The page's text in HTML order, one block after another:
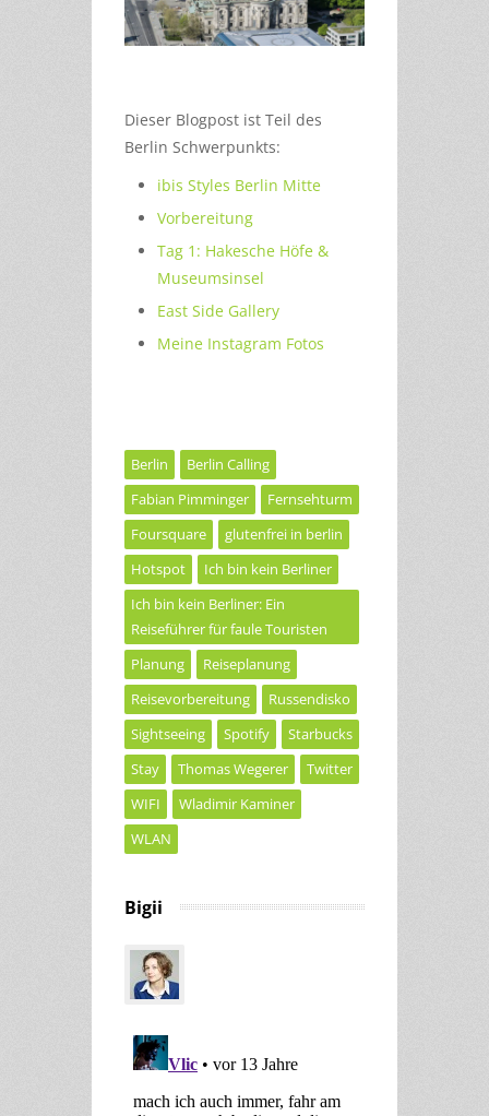
Dieser Blogpost ist Teil des
Berlin Schwerpunkts:
ibis Styles Berlin Mitte
Vorbereitung
Tag 1: Hakesche Höfe &
Museumsinsel
East Side Gallery
Meine Instagram Fotos
Berlin
Berlin Calling
Fabian Pimminger
Fernsehturm
Foursquare
glutenfrei in berlin
Hotspot
Ich bin kein Berliner
Ich bin kein Berliner: Ein
Reiseführer für faule Touristen
Planung
Reiseplanung
Reisevorbereitung
Russendisko
Sightseeing
Spotify
Starbucks
Stay
Thomas Wegerer
Twitter
WIFI
Wladimir Kaminer
WLAN
Bigii